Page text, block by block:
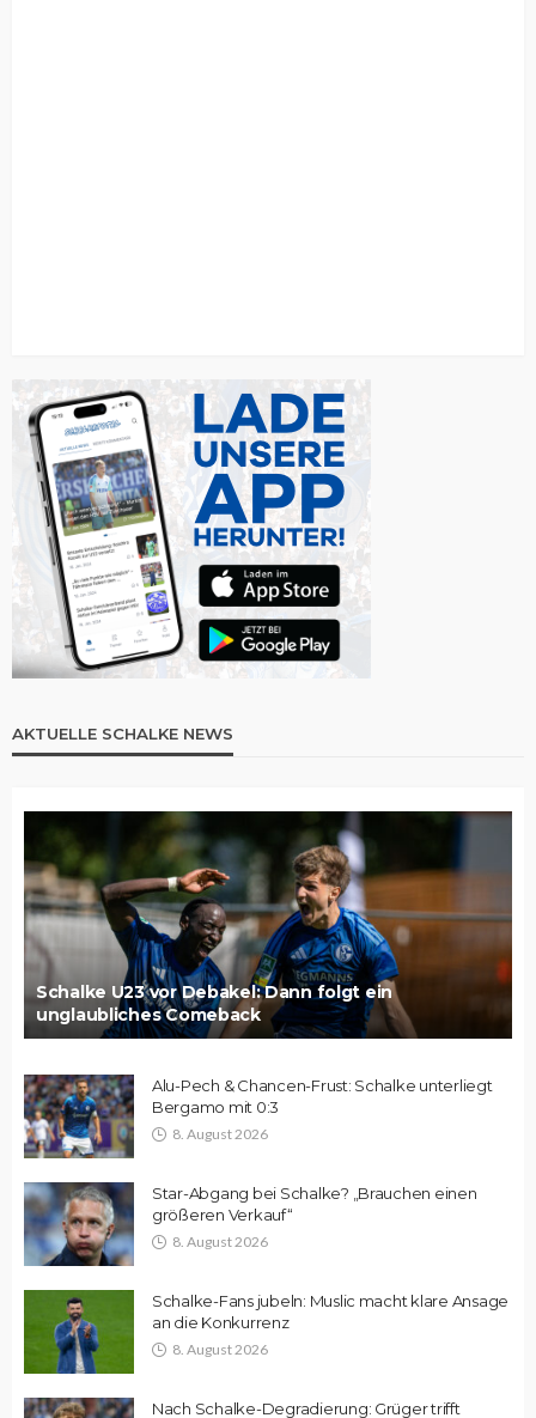
AKTUELLE SCHALKE NEWS
Schalke U23 vor Debakel: Dann folgt ein
unglaubliches Comeback
Alu-Pech & Chancen-Frust: Schalke unterliegt
Bergamo mit 0:3
8. August 2026
Star-Abgang bei Schalke? „Brauchen einen
größeren Verkauf“
8. August 2026
Schalke-Fans jubeln: Muslic macht klare Ansage
an die Konkurrenz
8. August 2026
Nach Schalke-Degradierung: Grüger trifft